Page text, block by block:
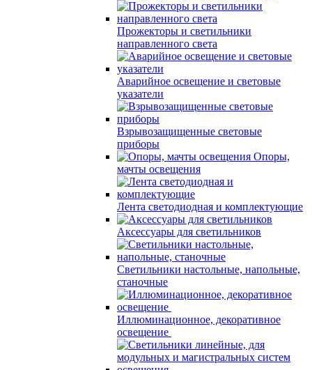
Прожекторы и светильники
направленного света
Аварийное освещение и световые
указатели
Взрывозащищенные световые
приборы
Опоры,
мачты освещения
Лента светодиодная и комплектующие
Аксессуары для светильников
Светильники настольные, напольные,
станочные
Иллюминационное, декоративное
освещение